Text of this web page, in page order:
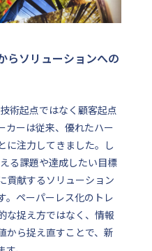
らソリューションへの
術起点ではなく顧客起点
カーは従来、優れたハー
に注力してきました。し
る課題や達成したい目標
貢献するソリューション
。ペーパーレス化のトレ
な捉え方ではなく、情報
から捉え直すことで、新